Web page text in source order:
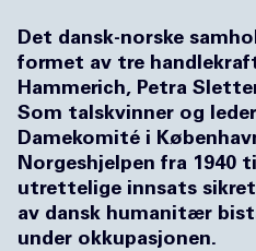
Det dansk-norske
formet av tre
Hammerich, Petra
Som talskvinner og
Damekomité i
Norgeshjelpen fra 1940
utrettelige innsats
av dansk humanitær
under okkupasjonen.